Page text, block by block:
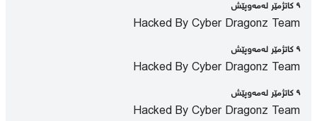
٩ كاتژمێر لەمەوپێش
Hacked By Cyber Dragonz Team
٩ كاتژمێر لەمەوپێش
Hacked By Cyber Dragonz Team
٩ كاتژمێر لەمەوپێش
Hacked By Cyber Dragonz Team